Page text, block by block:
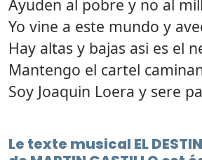
Ayuden al pobre y no al
Yo vine a este mundo y
Hay altas y bajas asi es el
Mantengo el cartel
Soy Joaquin Loera y sere
Le texte musical EL